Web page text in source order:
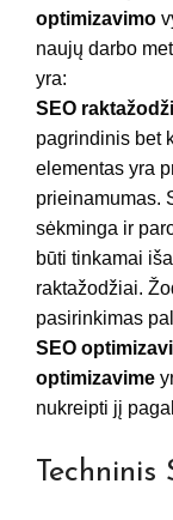
optimizavimo
naujų darbo
yra:
SEO
pagrindinis bet
elementas yra
prieinamumas.
sėkminga ir
būti tinkamai
raktažodžiai.
pasirinkimas
SEO
optimizavime
nukreipti jį